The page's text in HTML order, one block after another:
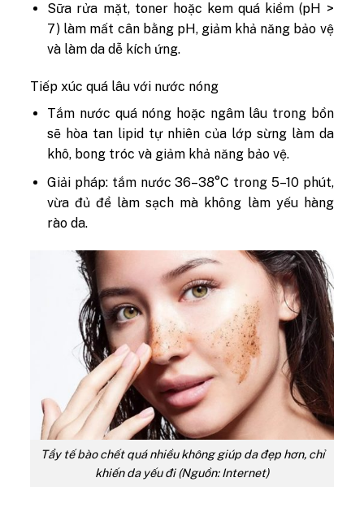
Sữa rửa mặt, toner hoặc kem quá kiềm (pH >
7) làm mất cân bằng pH, giảm khả năng bảo vệ
và làm da dễ kích ứng.
Tiếp xúc quá lâu với nước nóng
Tắm nước quá nóng hoặc ngâm lâu trong bồn
sẽ hòa tan lipid tự nhiên của lớp sừng làm da
khô, bong tróc và giảm khả năng bảo vệ.
Giải pháp: tắm nước 36–38°C trong 5–10 phút,
vừa đủ để làm sạch mà không làm yếu hàng
rào da.
Tẩy tế bào chết quá nhiều không giúp da đẹp hơn, chỉ
khiến da yếu đi (Nguồn: Internet)